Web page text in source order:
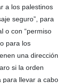
a los palestinos
seguro”, para
o con “permiso
para los
una dirección
si la orden
para llevar a cabo